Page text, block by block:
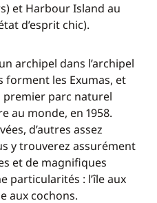
et Harbour Island au
d’esprit chic).
archipel dans l’archipel
forment les Exumas, et
parc naturel
au monde, en 1958.
d’autres assez
y trouverez assurément
et de magnifiques
particularités : l’île aux
aux cochons.